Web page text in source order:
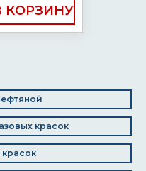
красок
красок